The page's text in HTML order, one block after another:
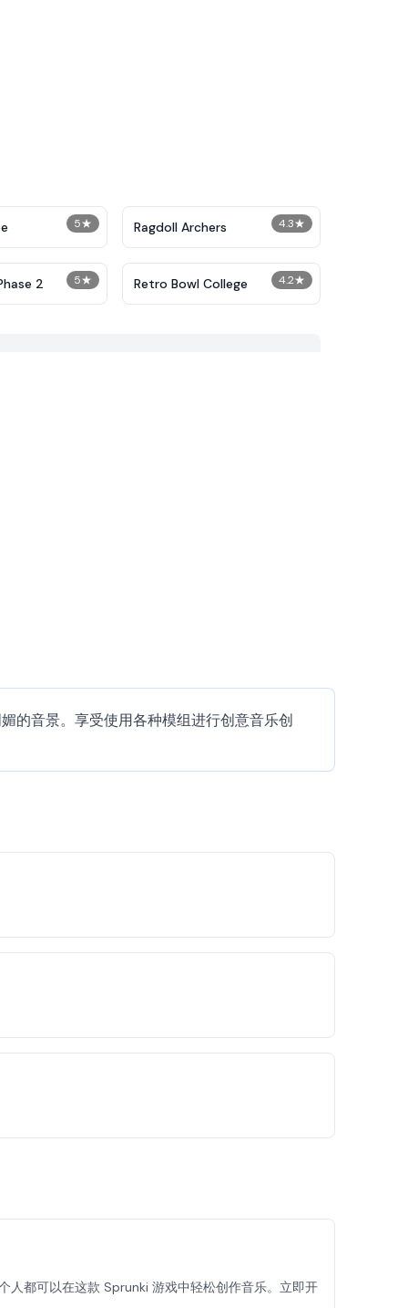
5★ 4.3★
Ragdoll Archers
5★
2 4.2★
Retro Bowl College
的音景。享受使用各种模组进行创意音乐创
人都可以在这款 Sprunki 游戏中轻松创作音乐。立即开